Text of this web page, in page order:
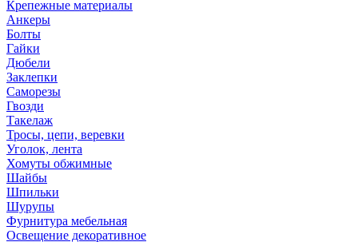
Крепежные материалы
Анкеры
Болты
Гайки
Дюбели
Заклепки
Саморезы
Гвозди
Такелаж
Тросы, цепи, веревки
Уголок, лента
Хомуты обжимные
Шайбы
Шпильки
Шурупы
Фурнитура мебельная
Освещение декоративное